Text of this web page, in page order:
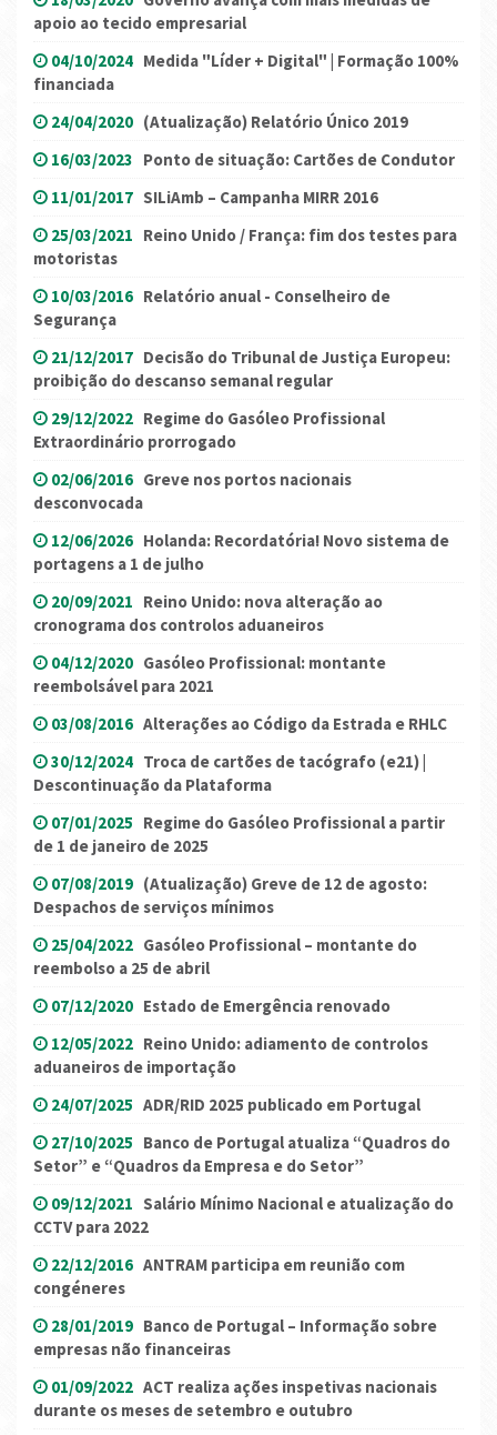
apoio ao tecido empresarial
04/10/2024 Medida "Líder + Digital" | Formação 100%
financiada
24/04/2020 (Atualização) Relatório Único 2019
16/03/2023 Ponto de situação: Cartões de Condutor
11/01/2017 SILiAmb – Campanha MIRR 2016
25/03/2021 Reino Unido / França: fim dos testes para
motoristas
10/03/2016 Relatório anual - Conselheiro de
Segurança
21/12/2017 Decisão do Tribunal de Justiça Europeu:
proibição do descanso semanal regular
29/12/2022 Regime do Gasóleo Profissional
Extraordinário prorrogado
02/06/2016 Greve nos portos nacionais
desconvocada
12/06/2026 Holanda: Recordatória! Novo sistema de
portagens a 1 de julho
20/09/2021 Reino Unido: nova alteração ao
cronograma dos controlos aduaneiros
04/12/2020 Gasóleo Profissional: montante
reembolsável para 2021
03/08/2016 Alterações ao Código da Estrada e RHLC
30/12/2024 Troca de cartões de tacógrafo (e21) |
Descontinuação da Plataforma
07/01/2025 Regime do Gasóleo Profissional a partir
de 1 de janeiro de 2025
07/08/2019 (Atualização) Greve de 12 de agosto:
Despachos de serviços mínimos
25/04/2022 Gasóleo Profissional – montante do
reembolso a 25 de abril
07/12/2020 Estado de Emergência renovado
12/05/2022 Reino Unido: adiamento de controlos
aduaneiros de importação
24/07/2025 ADR/RID 2025 publicado em Portugal
27/10/2025 Banco de Portugal atualiza “Quadros do
Setor” e “Quadros da Empresa e do Setor”
09/12/2021 Salário Mínimo Nacional e atualização do
CCTV para 2022
22/12/2016 ANTRAM participa em reunião com
congéneres
28/01/2019 Banco de Portugal – Informação sobre
empresas não financeiras
01/09/2022 ACT realiza ações inspetivas nacionais
durante os meses de setembro e outubro